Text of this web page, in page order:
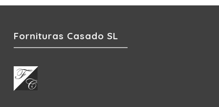
Fornituras Casado SL